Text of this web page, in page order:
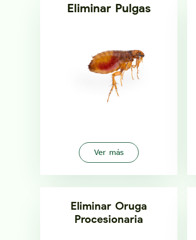
Eliminar Pulgas
Ver más
Eliminar Oruga
Procesionaria